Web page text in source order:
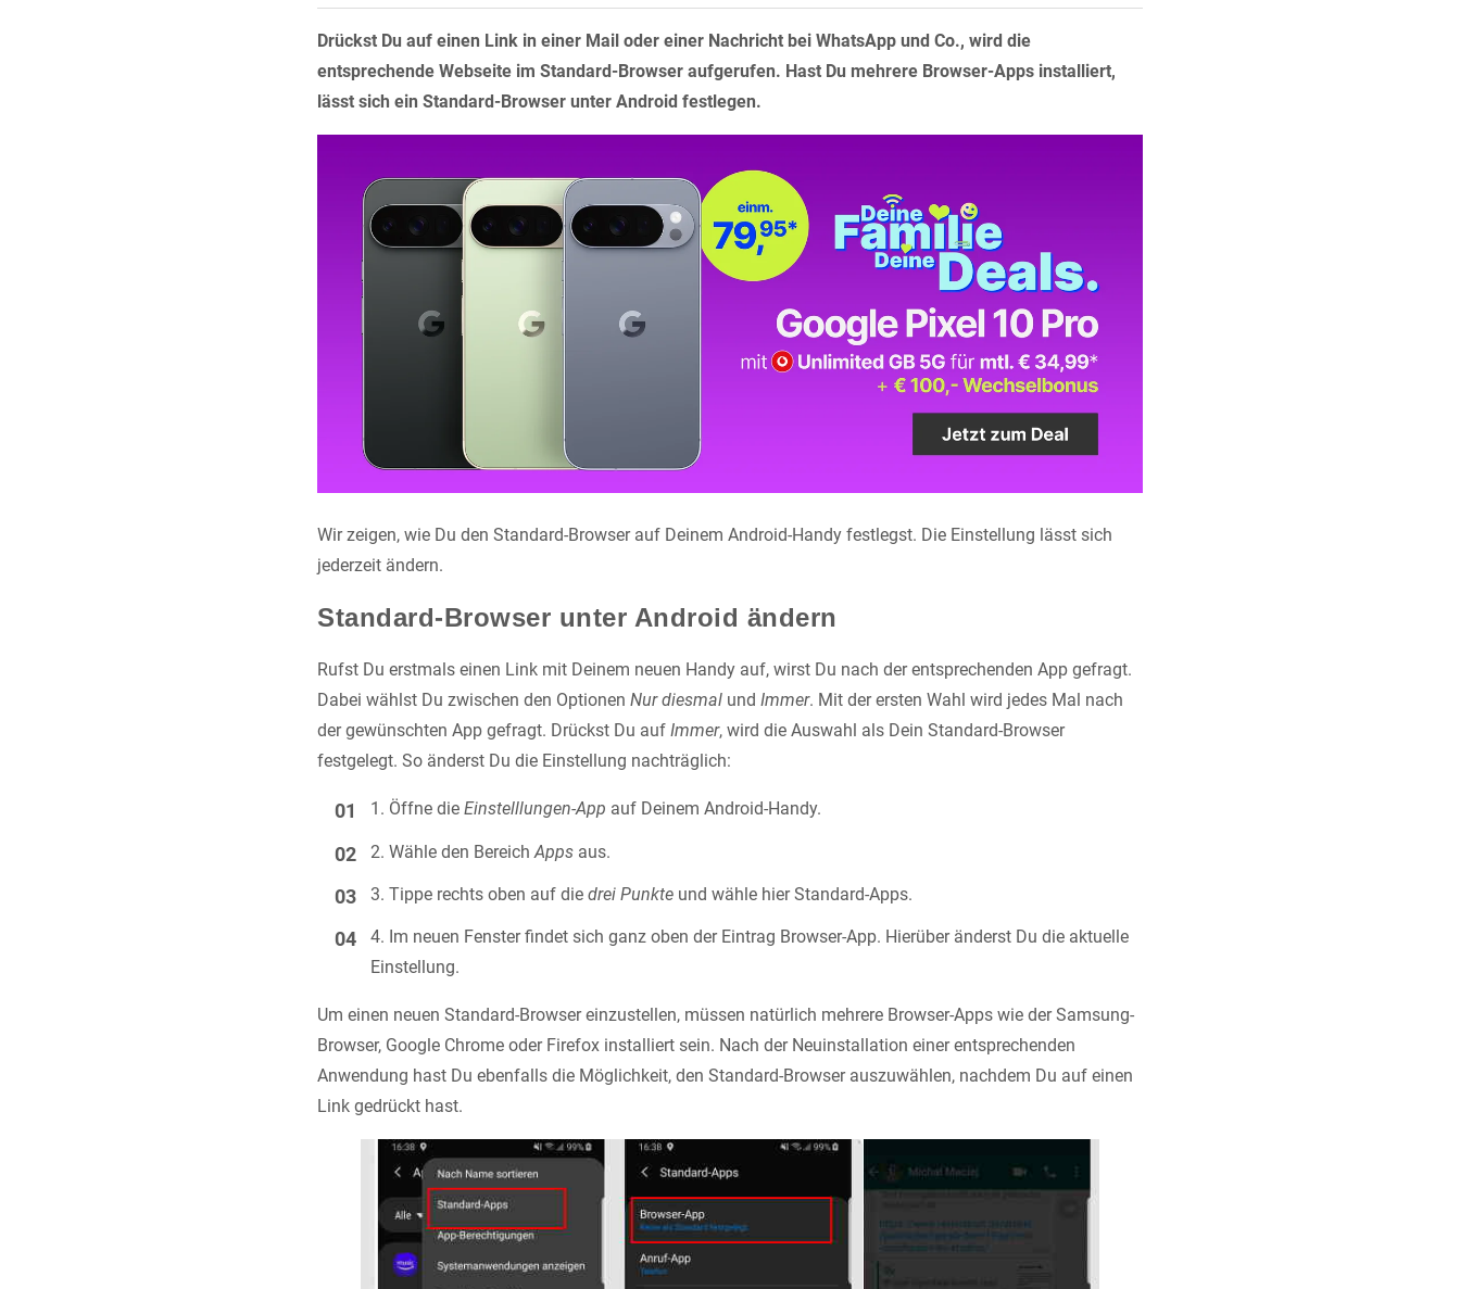
Drückst Du auf einen Link in einer Mail oder einer Nachricht bei WhatsApp und Co., wird die
entsprechende Webseite im Standard-Browser aufgerufen. Hast Du mehrere Browser-Apps installiert,
lässt sich ein Standard-Browser unter Android festlegen.
Wir zeigen, wie Du den Standard-Browser auf Deinem Android-Handy festlegst. Die Einstellung lässt sich
jederzeit ändern.
Standard-Browser unter Android ändern
Rufst Du erstmals einen Link mit Deinem neuen Handy auf, wirst Du nach der entsprechenden App gefragt.
Dabei wählst Du zwischen den Optionen Nur diesmal und Immer. Mit der ersten Wahl wird jedes Mal nach
der gewünschten App gefragt. Drückst Du auf Immer, wird die Auswahl als Dein Standard-Browser
festgelegt. So änderst Du die Einstellung nachträglich:
Öffne dieEinstelllungen-App auf Deinem Android-Handy.
Wähle den BereichApps aus.
Tippe rechts oben auf diedrei Punkte und wähle hier Standard-Apps.
Im neuen Fenster findet sich ganz oben der Eintrag Browser-App. Hierüber änderst Du die aktuelle
Einstellung.
Um einen neuen Standard-Browser einzustellen, müssen natürlich mehrere Browser-Apps wie der Samsung-
Browser, Google Chrome oder Firefox installiert sein. Nach der Neuinstallation einer entsprechenden
Anwendung hast Du ebenfalls die Möglichkeit, den Standard-Browser auszuwählen, nachdem Du auf einen
Link gedrückt hast.